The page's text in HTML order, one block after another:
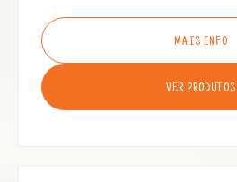
MAIS INFO
VER PRODUTOS